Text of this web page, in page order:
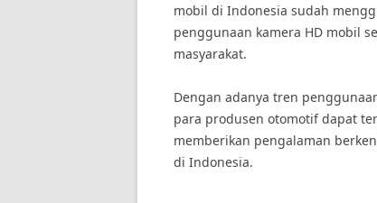
mobil di Indonesia sudah
penggunaan kamera HD mobil
masyarakat.
Dengan adanya tren
para produsen otomotif dapat
memberikan pengalaman
di Indonesia.